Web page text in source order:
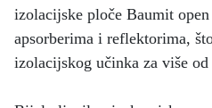
izolacijske ploče Baumit
apsorberima i reflektorima,
izolacijskog učinka za više od